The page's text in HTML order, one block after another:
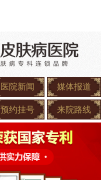
医院新闻 媒体报道
预约挂号 来院路线